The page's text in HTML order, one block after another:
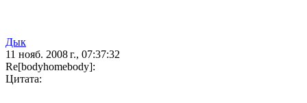
Дык
11 нояб. 2008 г., 07:37:32
Re[bodyhomebody]:
Цитата: